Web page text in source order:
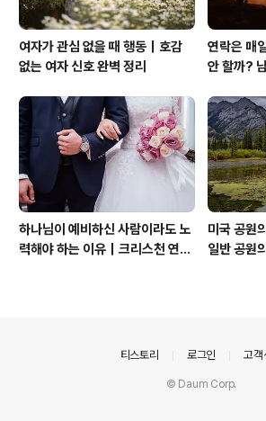
여자가 관심 없을 때 행동｜호감
없는 여자 신호 완벽 정리
연락은 매
안 할까?
하나님이 예비하신 사람이라도 노
력해야 하는 이유｜크리스천 연애
미국 공원
일반 공원
티스토리 로그인 고객
© Daum Corp.